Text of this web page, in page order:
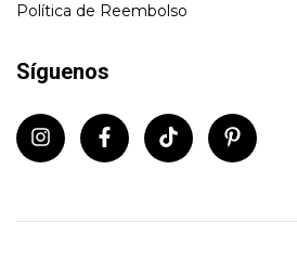
Política de Reembolso
Síguenos